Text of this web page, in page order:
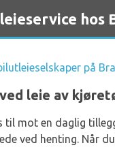
på
leie av
til mot en daglig
ved henting. Når